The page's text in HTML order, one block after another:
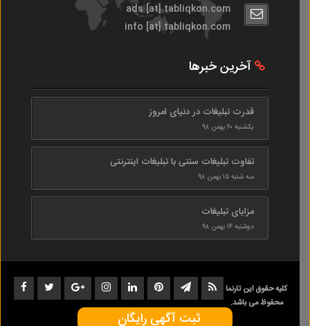
ads [at] tabliqkon.com
info [at] tabliqkon.com
آخرین خبرها
قدرت تبلیغات در دنیای امروز
یکشنبه ۲۰ بهمن ۹۸
تفاوت تبلیغات سنتی با تبلیغات اینترنتی
سه شنبه ۱۵ بهمن ۹۸
مزایای تبلیغات
دوشنبه ۱۴ بهمن ۹۸
کلیه حقوق این تارنما
محفوظ می باشد.
1402-1398
ثبت آگهی رایگان